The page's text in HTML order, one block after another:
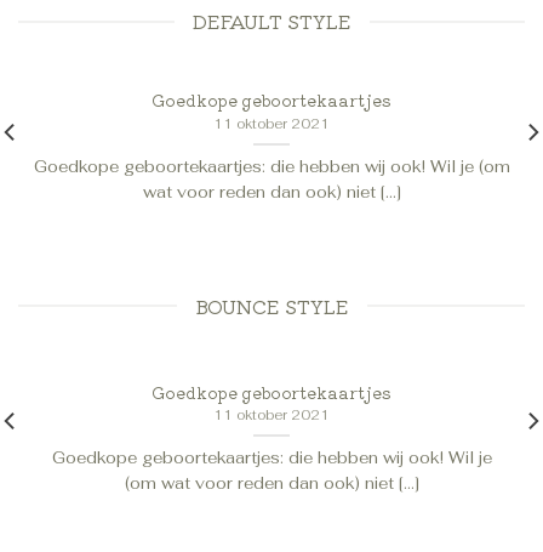
DEFAULT STYLE
Goedkope geboortekaartjes
11 oktober 2021
Goedkope geboortekaartjes: die hebben wij ook! Wil je (om
wat voor reden dan ook) niet [...]
BOUNCE STYLE
Goedkope geboortekaartjes
11 oktober 2021
Goedkope geboortekaartjes: die hebben wij ook! Wil je
(om wat voor reden dan ook) niet [...]